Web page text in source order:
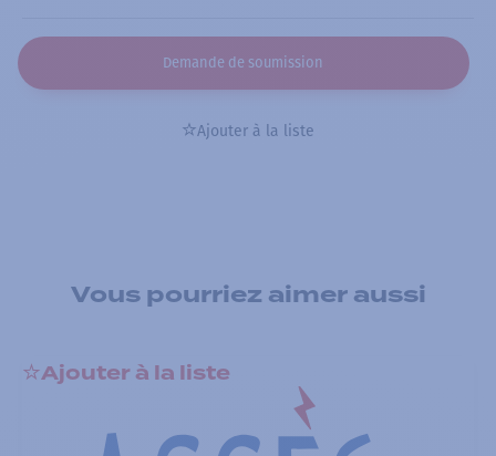
Demande de soumission
Ajouter à la liste
Vous pourriez aimer aussi
Ajouter à la liste